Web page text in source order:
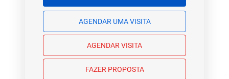
AGENDAR UMA VISITA
AGENDAR VISITA
FAZER PROPOSTA